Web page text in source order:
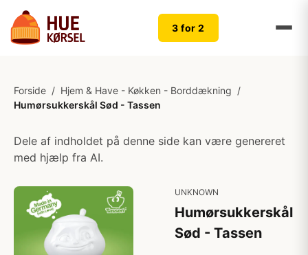
3 for 2
Forside / Hjem & Have - Køkken - Borddækning /
Humørsukkerskål Sød - Tassen
Dele af indholdet på denne side kan være genereret
med hjælp fra AI.
UNKNOWN
Humørsukkerskål
Sød - Tassen